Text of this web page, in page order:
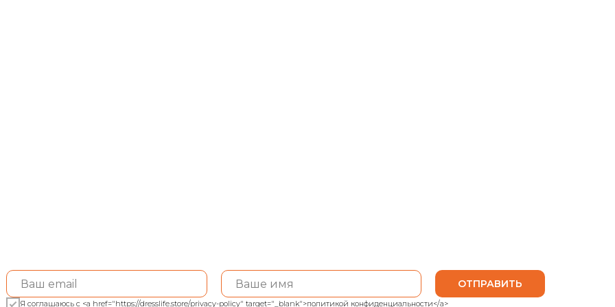
Я соглашаюсь с <a href="https://dresslife.store/privacy-policy" target="_blank">политикой конфиденциальности</a>
ОТПРАВИТЬ